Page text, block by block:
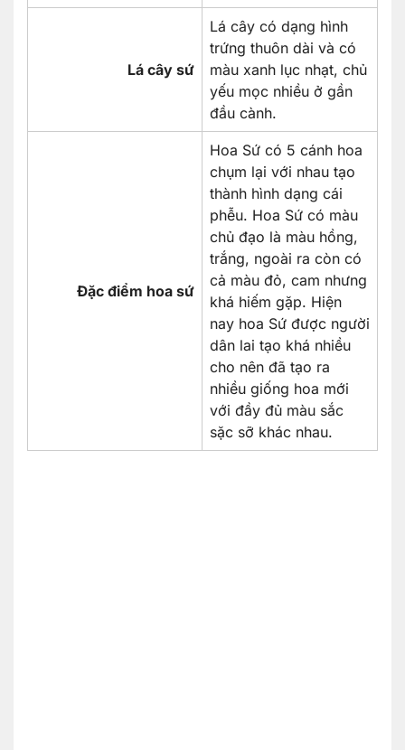
Lá cây sứ
Lá cây có dạng hình
trứng thuôn dài và có
màu xanh lục nhạt, chủ
yếu mọc nhiều ở gần
đầu cành.
Đặc điểm hoa sứ
Hoa Sứ có 5 cánh hoa
chụm lại với nhau tạo
thành hình dạng cái
phễu. Hoa Sứ có màu
chủ đạo là màu hồng,
trắng, ngoài ra còn có
cả màu đỏ, cam nhưng
khá hiếm gặp. Hiện
nay hoa Sứ được người
dân lai tạo khá nhiều
cho nên đã tạo ra
nhiều giống hoa mới
với đầy đủ màu sắc
sặc sỡ khác nhau.